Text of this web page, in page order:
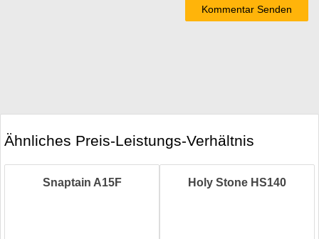
Ähnliches Preis-Leistungs-Verhältnis
Snaptain A15F Holy Stone HS140